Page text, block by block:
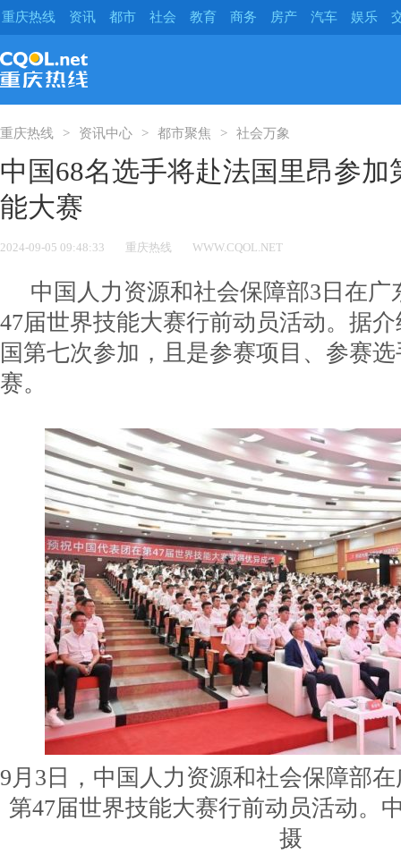
重庆热线 资讯 都市 社会 教育 商务 房产 汽车 娱乐
重庆热线 资讯中心 都市聚焦 社会万象
中国68名选手将赴法国里昂参加
能大赛
2024-09-05 09:48:33 重庆热线 WWW.CQOL.NET
中国人力资源和社会保障部3日在
47届世界技能大赛行前动员活动。据
国第七次参加，且是参赛项目、参赛
赛。
9月3日，中国人力资源和社会保障部
第47届世界技能大赛行前动员活动。
摄